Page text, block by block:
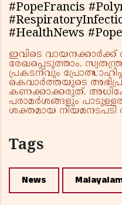
#PopeFrancis
#HealthNews
ഇവിടെ വായനക്കാർക്ക്
രേഖപ്പെടുത്താം.
പ്രകടനവും
കെവാർത്തയുടെ
കണക്കാക്കരുത്.
പരാമർശങ്ങളും
ശക്തമായ നിയമനടപടി
Tags
News